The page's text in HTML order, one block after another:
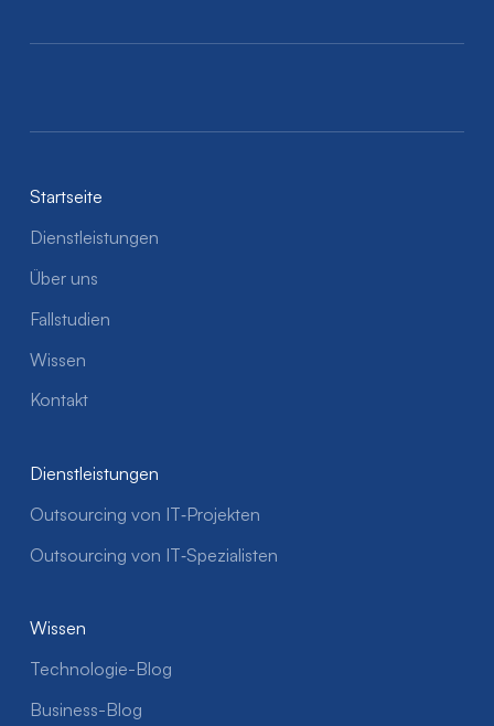
Startseite
Dienstleistungen
Über uns
Fallstudien
Wissen
Kontakt
Dienstleistungen
Outsourcing von IT‑Projekten
Outsourcing von IT‑Spezialisten
Wissen
Technologie-Blog
Business-Blog